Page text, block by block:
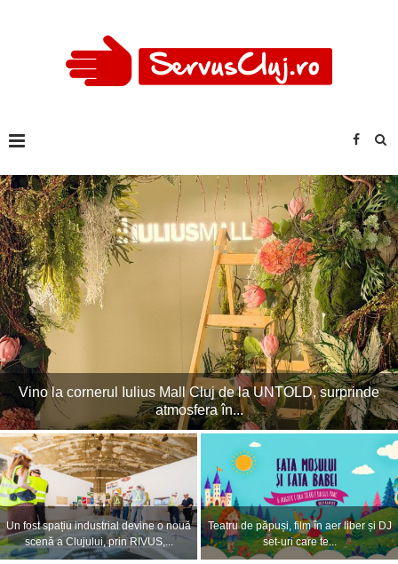
Imagini excepționale la Untold! Peste 120.000 de oameni la
Cluj Arena în...
VIDEO. Imagini spectaculoase de la
concertul lui Sting din prima zi a...
Curse de noapte între Cluj-Napoca și
Gilău pe durata festivalului UNTOLD